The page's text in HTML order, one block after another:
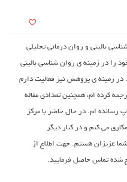
بالینی و روان درمانی تحلیلی
را در زمینه ی روان شناسی بالینی
در زمینه ی پژوهش نیز فعالیت دارم
کرده ام، همچنین تعدادی مقاله
رسانده ام. در حال حاضر با مرکز
می کنم و در کنار دیگر
عزیزان هستم. جهت اطلاع از
شده تماس حاصل فرمایید.